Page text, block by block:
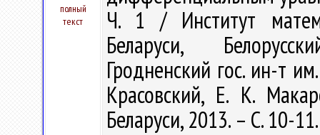
полный
текст
Ч. 1 / Институт
Беларуси,
Гродненский гос. ин-т
Красовский, Е. К.
Беларуси, 2013. – С. 10-